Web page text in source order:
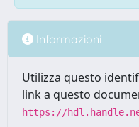
Informazioni
Utilizza questo
link a questo
https://